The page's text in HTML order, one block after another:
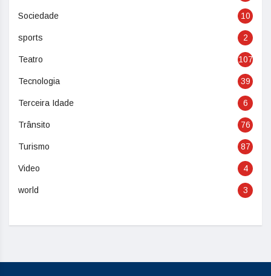
Sociedade 10
sports 2
Teatro 107
Tecnologia 39
Terceira Idade 6
Trânsito 76
Turismo 87
Video 4
world 3